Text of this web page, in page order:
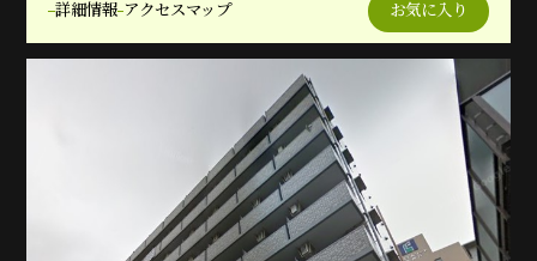
詳細情報 アクセスマップ お気に入り